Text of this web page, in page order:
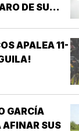
DE SU
APALEA 11-
GARCÍA
AFINAR SUS